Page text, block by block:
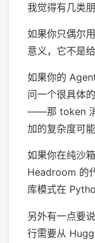
我觉得有几类
如果你只偶尔
意义，它不是
如果你的
问一个很具体
——那 token 消
加的复杂度可
如果你在纯沙
Headroom 的
库模式在
另外有一点要
行需要从